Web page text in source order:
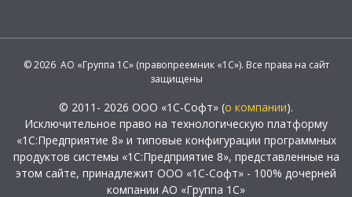
© 2026 АО «Группа 1С» (правопреемник «1С»). Все права на сайт
защищены
© 2011- 2026 ООО «1С-Софт» (о компании).
Исключительное право на технологическую платформу
«1С:Предприятие 8» и типовые конфигурации программных
продуктов системы «1С:Предприятие 8», представленные на
этом сайте, принадлежит ООО «1С-Софт» - 100% дочерней
компании АО «Группа 1С»